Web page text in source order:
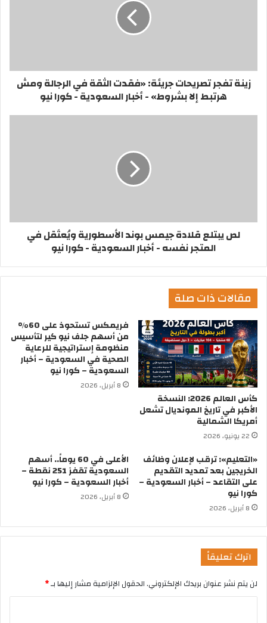
زينة تفجر تصريحات جريئة: «فقدت الثقة في الرجالة ومش
هرتبط إلا بشروط» - أخبار السعودية - كورا نيو
لص يبتلع قلادة جيمس بوند الأسطورية ويُعتَقل في
المتجر نفسه - أخبار السعودية - كورا نيو
مقالات ذات صلة
كأس العالم 2026: النسخة
الأكبر في تاريخ المونديال تشعل
أمريكا الشمالية
22 يونيو، 2026
فريمكس تستحوذ على 60%
من أسهم جلف نيو كير لتأسيس
منظومة إستراتيجية للرعاية
الصحية في السعودية – أخبار
السعودية – كورا نيو
8 أبريل، 2026
«التعليم»: ترقب لإعلان وظائف
الخريجين بعد تمديد التقديم
على التقاعد – أخبار السعودية –
كورا نيو
8 أبريل، 2026
الأعلى في 60 يوماً.. أسهم
السعودية تقفز 251 نقطة –
أخبار السعودية – كورا نيو
8 أبريل، 2026
اترك تعليقاً
لن يتم نشر عنوان بريدك الإلكتروني.الحقول الإلزامية مشار إليها بـ*